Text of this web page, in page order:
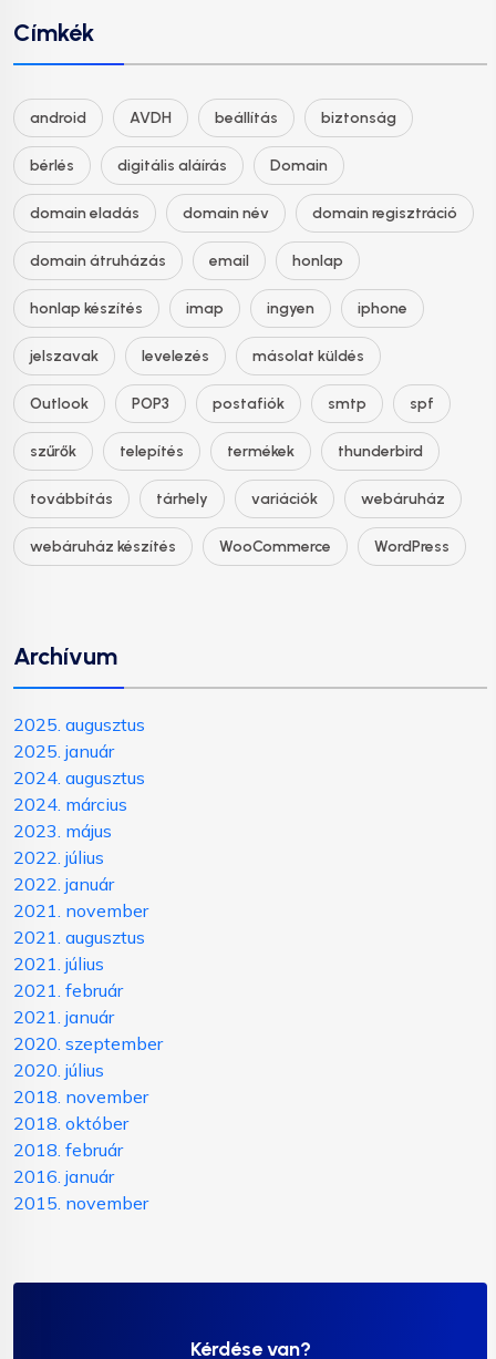
Címkék
android AVDH beállítás biztonság
bérlés digitális aláírás Domain
domain eladás domain név domain regisztráció
domain átruházás email honlap
honlap készítés imap ingyen iphone
jelszavak levelezés másolat küldés
Outlook POP3 postafiók smtp spf
szűrők telepítés termékek thunderbird
továbbítás tárhely variációk webáruház
webáruház készítés WooCommerce WordPress
Archívum
2025. augusztus
2025. január
2024. augusztus
2024. március
2023. május
2022. július
2022. január
2021. november
2021. augusztus
2021. július
2021. február
2021. január
2020. szeptember
2020. július
2018. november
2018. október
2018. február
2016. január
2015. november
Kérdése van?